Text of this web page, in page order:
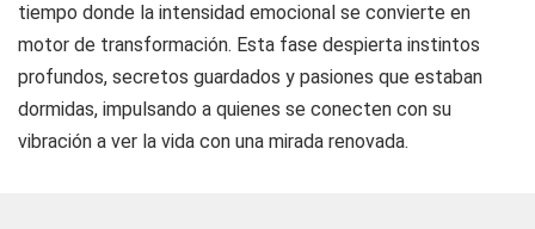
tiempo donde la intensidad emocional se convierte en
motor de transformación. Esta fase despierta instintos
profundos, secretos guardados y pasiones que estaban
dormidas, impulsando a quienes se conecten con su
vibración a ver la vida con una mirada renovada.